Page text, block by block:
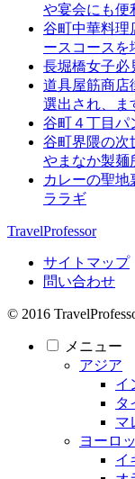
や宴会にも便
谷町中華料理
ースコースを
長堀橋女子必
道具屋筋商店
選出され、ま
谷町４丁目パ
谷町界隈の次
やまなか製麺
カレーの聖地
ララギ
TravelProfessor
サイトマップ
問い合わせ
© 2016
メニュー
アジア
イ
タ
マ
ヨーロ
イ